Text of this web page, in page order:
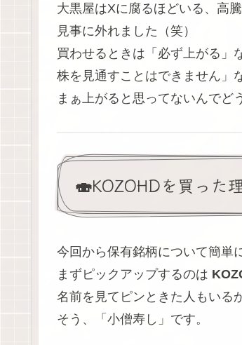
大黒屋はXに腐るほどいる、高
見事に外れました（笑）
買わせるときは「必ず上がる」
株を見通すことはできません」
まぁ上がると思ってないんでど
🍣KOZOHDを買った
今回から保有銘柄について簡単
まずピックアップするのは
名前を見てピンときた人もいる
そう、「小僧寿し」です。